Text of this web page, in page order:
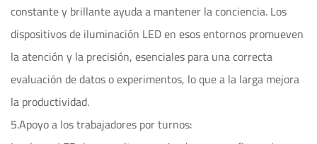
constante y brillante ayuda a mantener la conciencia. Los
dispositivos de iluminación LED en esos entornos promueven
la atención y la precisión, esenciales para una correcta
evaluación de datos o experimentos, lo que a la larga mejora
la productividad.
5.Apoyo a los trabajadores por turnos: